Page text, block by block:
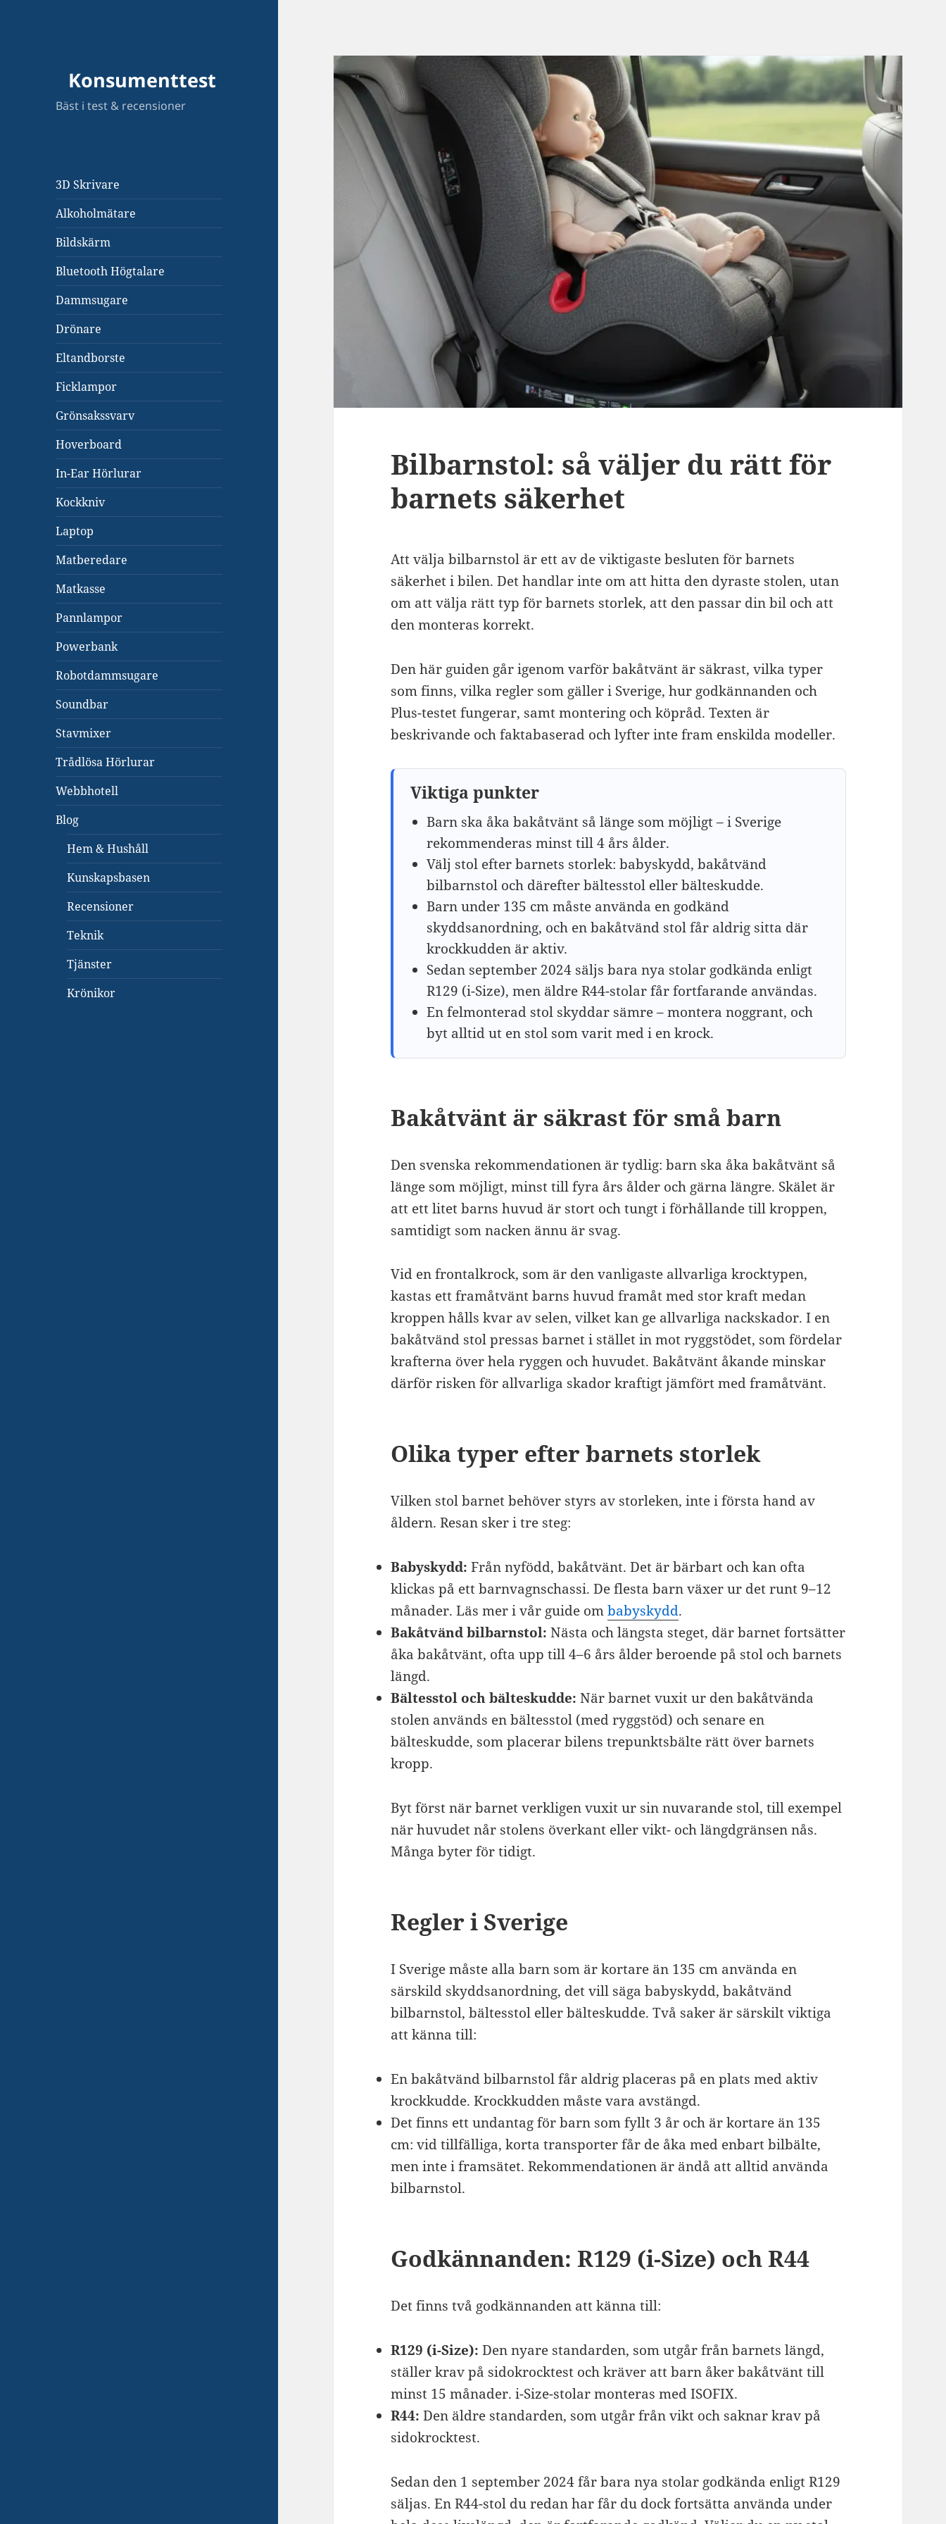
Konsumenttest
Bäst i test & recensioner
3D Skrivare
Alkoholmätare
Bildskärm
Bluetooth Högtalare
Dammsugare
Drönare
Eltandborste
Ficklampor
Grönsakssvarv
Hoverboard
In-Ear Hörlurar
Kockkniv
Laptop
Matberedare
Matkasse
Pannlampor
Powerbank
Robotdammsugare
Soundbar
Stavmixer
Trådlösa Hörlurar
Webbhotell
Blog
Hem & Hushåll
Kunskapsbasen
Recensioner
Teknik
Tjänster
Krönikor
Bilbarnstol: så väljer du rätt för
barnets säkerhet
Att välja bilbarnstol är ett av de viktigaste besluten för barnets
säkerhet i bilen. Det handlar inte om att hitta den dyraste stolen, utan
om att välja rätt typ för barnets storlek, att den passar din bil och att
den monteras korrekt.
Den här guiden går igenom varför bakåtvänt är säkrast, vilka typer
som finns, vilka regler som gäller i Sverige, hur godkännanden och
Plus-testet fungerar, samt montering och köpråd. Texten är
beskrivande och faktabaserad och lyfter inte fram enskilda modeller.
Viktiga punkter
Barn ska åka bakåtvänt så länge som möjligt – i Sverige
rekommenderas minst till 4 års ålder.
Välj stol efter barnets storlek: babyskydd, bakåtvänd
bilbarnstol och därefter bältesstol eller bälteskudde.
Barn under 135 cm måste använda en godkänd
skyddsanordning, och en bakåtvänd stol får aldrig sitta där
krockkudden är aktiv.
Sedan september 2024 säljs bara nya stolar godkända enligt
R129 (i-Size), men äldre R44-stolar får fortfarande användas.
En felmonterad stol skyddar sämre – montera noggrant, och
byt alltid ut en stol som varit med i en krock.
Bakåtvänt är säkrast för små barn
Den svenska rekommendationen är tydlig: barn ska åka bakåtvänt så
länge som möjligt, minst till fyra års ålder och gärna längre. Skälet är
att ett litet barns huvud är stort och tungt i förhållande till kroppen,
samtidigt som nacken ännu är svag.
Vid en frontalkrock, som är den vanligaste allvarliga krocktypen,
kastas ett framåtvänt barns huvud framåt med stor kraft medan
kroppen hålls kvar av selen, vilket kan ge allvarliga nackskador. I en
bakåtvänd stol pressas barnet i stället in mot ryggstödet, som fördelar
krafterna över hela ryggen och huvudet. Bakåtvänt åkande minskar
därför risken för allvarliga skador kraftigt jämfört med framåtvänt.
Olika typer efter barnets storlek
Vilken stol barnet behöver styrs av storleken, inte i första hand av
åldern. Resan sker i tre steg:
Babyskydd: Från nyfödd, bakåtvänt. Det är bärbart och kan ofta
klickas på ett barnvagnschassi. De flesta barn växer ur det runt 9–12
månader. Läs mer i vår guide ombabyskydd.
Bakåtvänd bilbarnstol: Nästa och längsta steget, där barnet fortsätter
åka bakåtvänt, ofta upp till 4–6 års ålder beroende på stol och barnets
längd.
Bältesstol och bälteskudde: När barnet vuxit ur den bakåtvända
stolen används en bältesstol (med ryggstöd) och senare en
bälteskudde, som placerar bilens trepunktsbälte rätt över barnets
kropp.
Byt först när barnet verkligen vuxit ur sin nuvarande stol, till exempel
när huvudet når stolens överkant eller vikt- och längdgränsen nås.
Många byter för tidigt.
Regler i Sverige
I Sverige måste alla barn som är kortare än 135 cm använda en
särskild skyddsanordning, det vill säga babyskydd, bakåtvänd
bilbarnstol, bältesstol eller bälteskudde. Två saker är särskilt viktiga
att känna till:
En bakåtvänd bilbarnstol får aldrig placeras på en plats med aktiv
krockkudde. Krockkudden måste vara avstängd.
Det finns ett undantag för barn som fyllt 3 år och är kortare än 135
cm: vid tillfälliga, korta transporter får de åka med enbart bilbälte,
men inte i framsätet. Rekommendationen är ändå att alltid använda
bilbarnstol.
Godkännanden: R129 (i-Size) och R44
Det finns två godkännanden att känna till:
R129 (i-Size): Den nyare standarden, som utgår från barnets längd,
ställer krav på sidokrocktest och kräver att barn åker bakåtvänt till
minst 15 månader. i-Size-stolar monteras med ISOFIX.
R44: Den äldre standarden, som utgår från vikt och saknar krav på
sidokrocktest.
Sedan den 1 september 2024 får bara nya stolar godkända enligt R129
säljas. En R44-stol du redan har får du dock fortsätta använda under